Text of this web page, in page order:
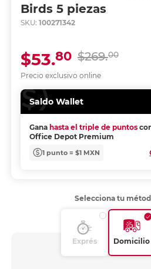
Birds 5 piezas
SKU: 100271342
Precio exclusivo online
$269.00
$53.80
Saldo Wallet
Gana hasta el triple de puntos
Office Depot Premium
1 punto = $1 MXN
Selecciona tu
Exprés Domicilio